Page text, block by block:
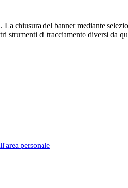
chiusura del banner mediante
strumenti di tracciamento diversi da
personale